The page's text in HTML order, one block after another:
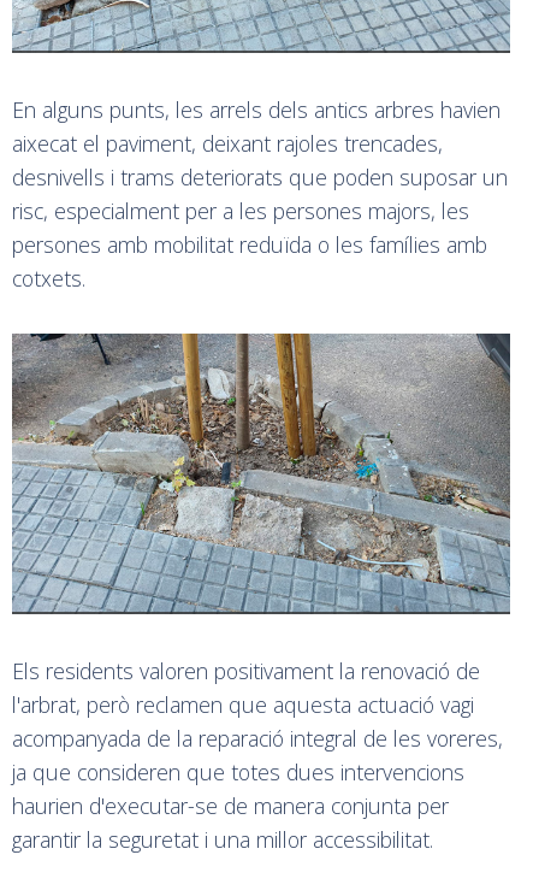
En alguns punts, les arrels dels antics arbres havien
aixecat el paviment, deixant rajoles trencades,
desnivells i trams deteriorats que poden suposar un
risc, especialment per a les persones majors, les
persones amb mobilitat reduïda o les famílies amb
cotxets.
Els residents valoren positivament la renovació de
l'arbrat, però reclamen que aquesta actuació vagi
acompanyada de la reparació integral de les voreres,
ja que consideren que totes dues intervencions
haurien d'executar-se de manera conjunta per
garantir la seguretat i una millor accessibilitat.